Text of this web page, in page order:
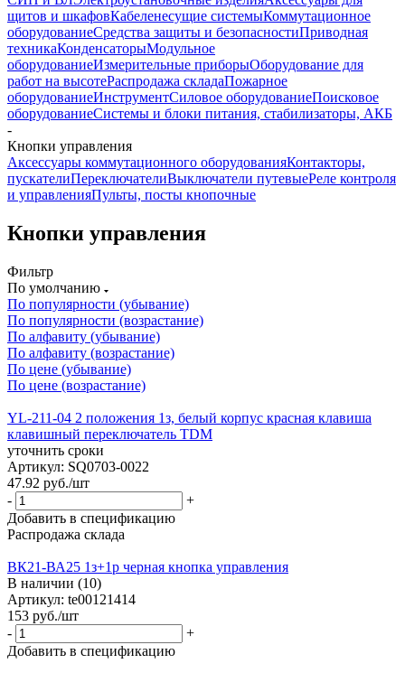
щитов и шкафовКабеленесущие системыКоммутационное
оборудованиеСредства защиты и безопасностиПриводная
техникаКонденсаторыМодульное
оборудованиеИзмерительные приборыОборудование для
работ на высотеРаспродажа складаПожарное
оборудованиеИнструментСиловое оборудованиеПоисковое
оборудованиеСистемы и блоки питания, стабилизаторы, АКБ
-
Кнопки управления
Аксессуары коммутационного оборудованияКонтакторы,
пускателиПереключателиВыключатели путевыеРеле контроля
и управленияПульты, посты кнопочные
Кнопки управления
Фильтр
По умолчанию
По популярности (убывание)
По популярности (возрастание)
По алфавиту (убывание)
По алфавиту (возрастание)
По цене (убывание)
По цене (возрастание)
YL-211-04 2 положения 1з, белый корпус красная клавиша
клавишный переключатель TDM
уточнить сроки
Артикул: SQ0703-0022
47.92 руб./шт
-
+
Добавить в спецификацию
Распродажа склада
ВК21-ВА25 1з+1р черная кнопка управления
В наличии (10)
Артикул: te00121414
153 руб./шт
-
+
Добавить в спецификацию